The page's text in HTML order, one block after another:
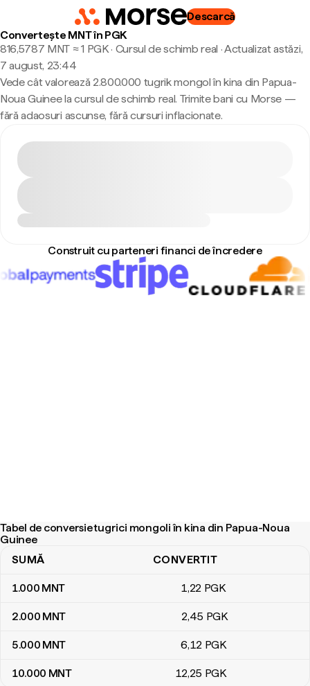
Descarcă
Convertește MNT în PGK
816,5787 MNT ≈ 1 PGK · Cursul de schimb real ·Actualizat astăzi,
7 august, 23:44
Vede cât valorează 2.800.000 tugrik mongol în kina din Papua-
Noua Guinee la cursul de schimb real. Trimite bani cu Morse —
fără adaosuri ascunse, fără cursuri inflacionate.
Construit cu parteneri financi de încredere
Tabel de conversie tugrici mongoli în kina din Papua-Noua
Guinee
Tabel de conversie tugrici mongoli în kina din Papua-Noua
SUMĂ CONVERTIT
1.000 MNT 1,22 PGK
2.000 MNT 2,45 PGK
5.000 MNT 6,12 PGK
10.000 MNT 12,25 PGK